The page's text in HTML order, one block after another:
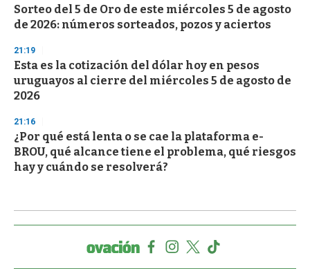
Sorteo del 5 de Oro de este miércoles 5 de agosto
de 2026: números sorteados, pozos y aciertos
21:19
Esta es la cotización del dólar hoy en pesos
uruguayos al cierre del miércoles 5 de agosto de
2026
21:16
¿Por qué está lenta o se cae la plataforma e-
BROU, qué alcance tiene el problema, qué riesgos
hay y cuándo se resolverá?